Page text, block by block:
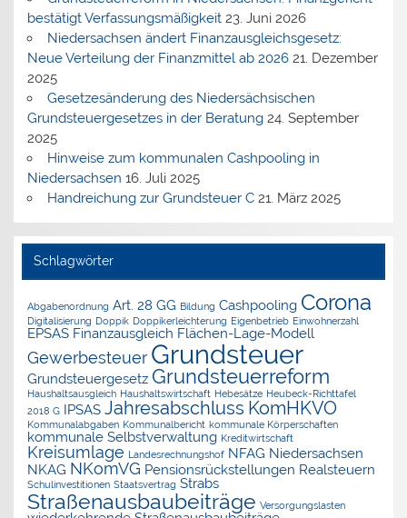
bestätigt Verfassungsmäßigkeit 23. Juni 2026
Niedersachsen ändert Finanzausgleichsgesetz:
Neue Verteilung der Finanzmittel ab 2026 21. Dezember
2025
Gesetzesänderung des Niedersächsischen
Grundsteuergesetzes in der Beratung 24. September
2025
Hinweise zum kommunalen Cashpooling in
Niedersachsen 16. Juli 2025
Handreichung zur Grundsteuer C 21. März 2025
Schlagwörter
Abgabenordnung Art. 28 GG Bildung Cashpooling Corona
Digitalisierung Doppik Doppikerleichterung Eigenbetrieb Einwohnerzahl
EPSAS Finanzausgleich Flächen-Lage-Modell
Gewerbesteuer Grundsteuer
Grundsteuergesetz Grundsteuerreform
Haushaltsausgleich Haushaltswirtschaft Hebesätze Heubeck-Richttafel
2018 G
IPSAS Jahresabschluss KomHKVO
Kommunalabgaben Kommunalbericht kommunale Körperschaften
kommunale Selbstverwaltung Kreditwirtschaft
Kreisumlage Landesrechnungshof NFAG Niedersachsen
NKAG NKomVG Pensionsrückstellungen Realsteuern
Schulinvestitionen Staatsvertrag Strabs
Straßenausbaubeiträge Versorgungslasten